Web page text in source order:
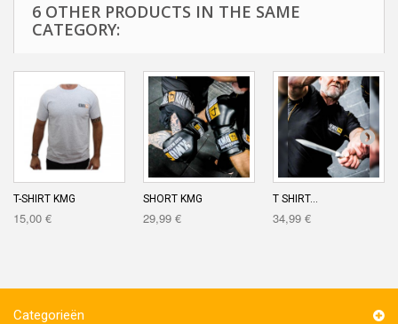
6 OTHER PRODUCTS IN THE SAME
CATEGORY:
T-SHIRT KMG
15,00 €
SHORT KMG
29,99 €
T SHIRT...
34,99 €
Categorieën